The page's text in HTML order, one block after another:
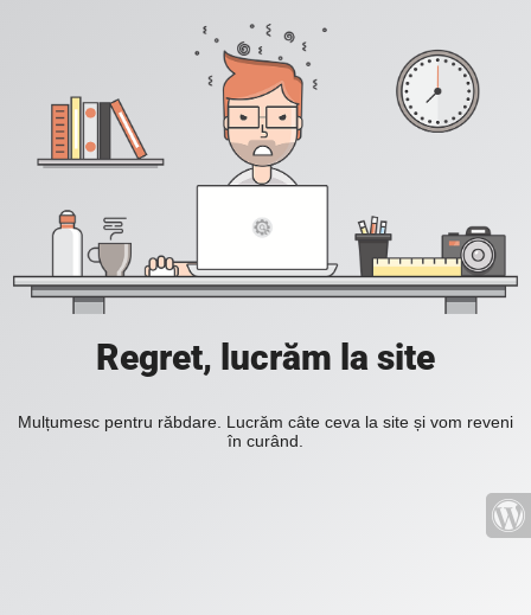
Regret, lucrăm la site
Mulțumesc pentru răbdare. Lucrăm câte ceva la site și vom reveni
în curând.